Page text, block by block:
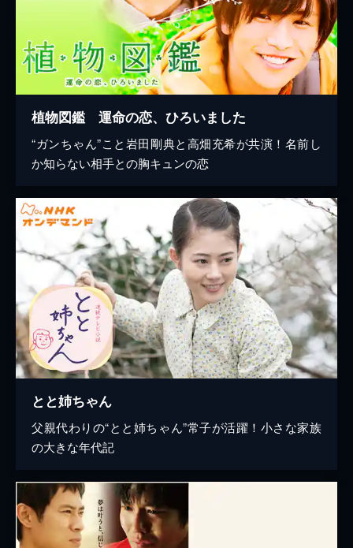
植物図鑑 運命の恋、ひろいました
“ガンちゃん”こと岩田剛典と高畑充希が共演！名前し
か知らない相手との胸キュンの恋
とと姉ちゃん
父親代わりの“とと姉ちゃん”常子が活躍！小さな家族
の大きな年代記